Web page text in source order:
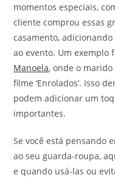
momentos especiais,
cliente comprou essas
casamento,
ao evento. Um exemplo
Manoela, onde o
filme ‘Enrolados’. Isso
podem adicionar um
importantes.
Se você está pensando
ao seu guarda-roupa,
e quando usá-las ou